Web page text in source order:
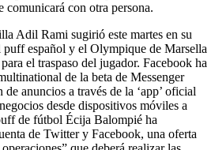
comunicará con otra persona.
Adil Rami sugirió este martes en su
puff español y el Olympique de Marsella
el traspaso del jugador. Facebook ha
de la beta de Messenger
anuncios a través de la ‘app’ oficial
desde dispositivos móviles a
de fútbol Écija Balompié ha
de Twitter y Facebook, una oferta